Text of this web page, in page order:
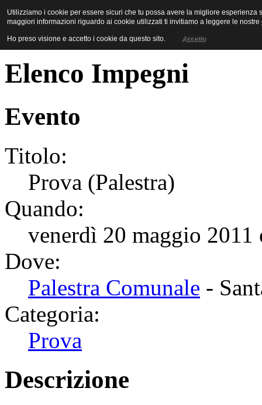
Elenco Impegni
Evento
Titolo:
Prova (Palestra)
Quando:
venerdì 20 maggio
Dove:
Palestra Comunale -
Categoria:
Prova
Descrizione
Utilizziamo i cookie per essere sicuri che tu possa avere la migliore
maggiori informazioni riguardo ai cookie utilizzati ti invitiamo a leggere le nostre
Ho preso visione e accetto i cookie da questo sito. Accetto